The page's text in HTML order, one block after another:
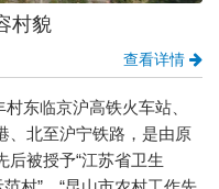
村貌
查看详情
东临京沪高铁火车站、
、北至沪宁铁路，是由原
后被授予“江苏省卫生